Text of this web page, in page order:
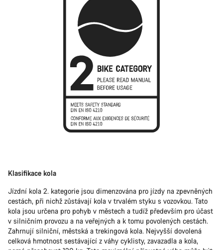
Klasifikace kola
Jízdní kola 2. kategorie jsou dimenzována pro jízdy na zpevněných
cestách, při nichž zůstávají kola v trvalém styku s vozovkou. Tato
kola jsou určena pro pohyb v městech a tudíž především pro účast
v silničním provozu a na veřejných a k tomu povolených cestách.
Zahrnují silniční, městská a trekingová kola. Nejvyšší dovolená
celková hmotnost sestávající z váhy cyklisty, zavazadla a kola,